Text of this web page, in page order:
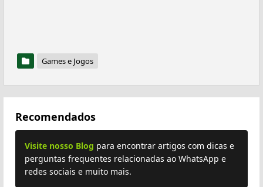
Games e Jogos
Recomendados
Visite nosso Blog para encontrar artigos com dicas e
perguntas frequentes relacionadas ao WhatsApp e
redes sociais e muito mais.